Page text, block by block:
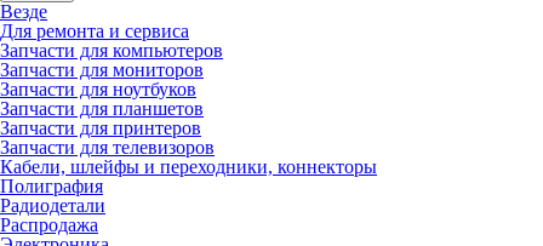
Везде
Для ремонта и сервиса
Запчасти для компьютеров
Запчасти для мониторов
Запчасти для ноутбуков
Запчасти для планшетов
Запчасти для принтеров
Запчасти для телевизоров
Кабели, шлейфы и переходники, коннекторы
Полиграфия
Радиодетали
Распродажа